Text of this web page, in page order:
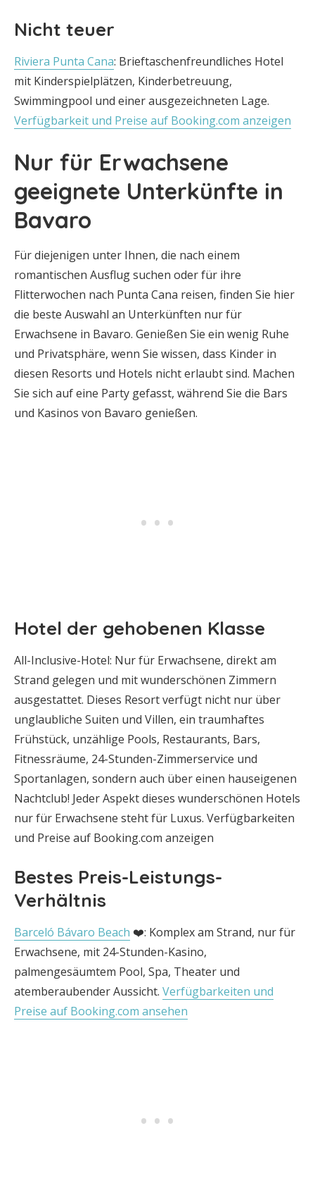
Nicht teuer
Riviera Punta Cana: Brieftaschenfreundliches Hotel
mit Kinderspielplätzen, Kinderbetreuung,
Swimmingpool und einer ausgezeichneten Lage.
Verfügbarkeit und Preise auf Booking.com anzeigen
Nur für Erwachsene
geeignete Unterkünfte in
Bavaro
Für diejenigen unter Ihnen, die nach einem
romantischen Ausflug suchen oder für ihre
Flitterwochen nach Punta Cana reisen, finden Sie hier
die beste Auswahl an Unterkünften nur für
Erwachsene in Bavaro. Genießen Sie ein wenig Ruhe
und Privatsphäre, wenn Sie wissen, dass Kinder in
diesen Resorts und Hotels nicht erlaubt sind. Machen
Sie sich auf eine Party gefasst, während Sie die Bars
und Kasinos von Bavaro genießen.
Hotel der gehobenen Klasse
All-Inclusive-Hotel: Nur für Erwachsene, direkt am
Strand gelegen und mit wunderschönen Zimmern
ausgestattet. Dieses Resort verfügt nicht nur über
unglaubliche Suiten und Villen, ein traumhaftes
Frühstück, unzählige Pools, Restaurants, Bars,
Fitnessräume, 24-Stunden-Zimmerservice und
Sportanlagen, sondern auch über einen hauseigenen
Nachtclub! Jeder Aspekt dieses wunderschönen Hotels
nur für Erwachsene steht für Luxus. Verfügbarkeiten
und Preise auf Booking.com anzeigen
Bestes Preis-Leistungs-
Verhältnis
Barceló Bávaro Beach ❤️: Komplex am Strand, nur für
Erwachsene, mit 24-Stunden-Kasino,
palmengesäumtem Pool, Spa, Theater und
atemberaubender Aussicht. Verfügbarkeiten und
Preise auf Booking.com ansehen